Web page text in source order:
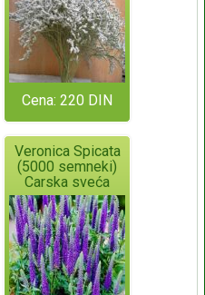
Cena: 220 DIN
Veronica Spicata
(5000 semneki)
Carska sveća